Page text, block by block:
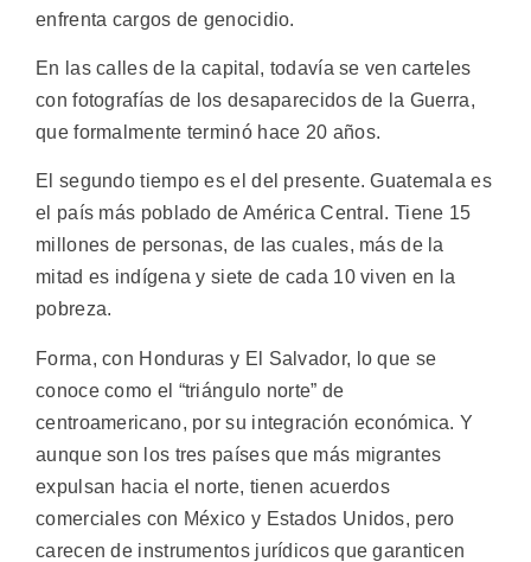
enfrenta cargos de genocidio.
En las calles de la capital, todavía se ven carteles
con fotografías de los desaparecidos de la Guerra,
que formalmente terminó hace 20 años.
El segundo tiempo es el del presente. Guatemala es
el país más poblado de América Central. Tiene 15
millones de personas, de las cuales, más de la
mitad es indígena y siete de cada 10 viven en la
pobreza.
Forma, con Honduras y El Salvador, lo que se
conoce como el “triángulo norte” de
centroamericano, por su integración económica. Y
aunque son los tres países que más migrantes
expulsan hacia el norte, tienen acuerdos
comerciales con México y Estados Unidos, pero
carecen de instrumentos jurídicos que garanticen